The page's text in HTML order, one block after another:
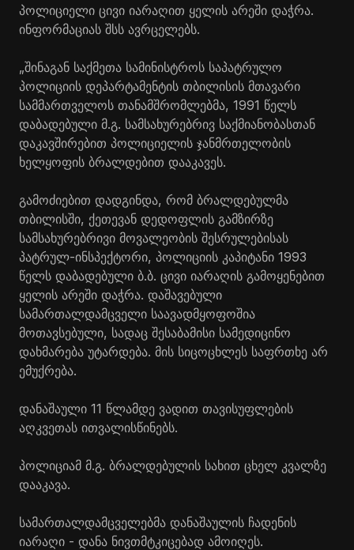
პოლიციელი ცივი იარაღით ყელის არეში დაჭრა.
ინფორმაციას შსს ავრცელებს.
„შინაგან საქმეთა სამინისტროს საპატრულო
პოლიციის დეპარტამენტის თბილისის მთავარი
სამმართველოს თანამშრომლებმა, 1991 წელს
დაბადებული მ.გ. სამსახურებრივ საქმიანობასთან
დაკავშირებით პოლიციელის ჯანმრთელობის
ხელყოფის ბრალდებით დააკავეს.
გამოძიებით დადგინდა, რომ ბრალდებულმა
თბილისში, ქეთევან დედოფლის გამზირზე
სამსახურებრივი მოვალეობის შესრულებისას
პატრულ-ინსპექტორი, პოლიციის კაპიტანი 1993
წელს დაბადებული ბ.ბ. ცივი იარაღის გამოყენებით
ყელის არეში დაჭრა. დაშავებული
სამართალდამცველი საავადმყოფოშია
მოთავსებული, სადაც შესაბამისი სამედიცინო
დახმარება უტარდება. მის სიცოცხლეს საფრთხე არ
ემუქრება.
დანაშაული 11 წლამდე ვადით თავისუფლების
აღკვეთას ითვალისწინებს.
პოლიციამ მ.გ. ბრალდებულის სახით ცხელ კვალზე
დააკავა.
სამართალდამცველებმა დანაშაულის ჩადენის
იარაღი - დანა ნივთმტკიცებად ამოიღეს.